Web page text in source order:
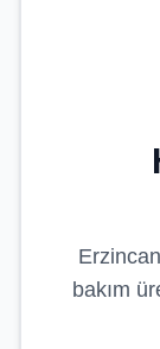
Erzincan
bakım